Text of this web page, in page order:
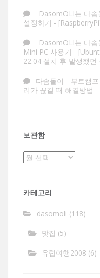
DasomOLI는 다
설정하기 -
DasomOLI는 다
Mini PC 사용기 -
22.04 설치 후 발생했던
다솜돌이 - 부트캠
리가 끊길 때 해결방법
보관함
보
카테고리
dasomoli (118)
맛집 (5)
유럽여행2008 (6)